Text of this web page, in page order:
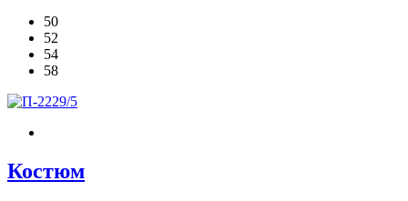
50
52
54
58
Костюм